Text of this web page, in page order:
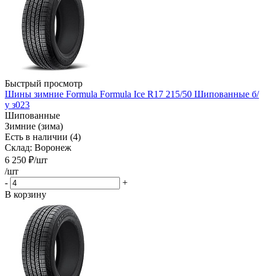
Быстрый просмотр
Шины зимние Formula Formula Ice R17 215/50 Шипованные б/
у з023
Шипованные
Зимние (зима)
Есть в наличии (4)
Склад: Воронеж
6 250 ₽/шт
/шт
-
+
В корзину